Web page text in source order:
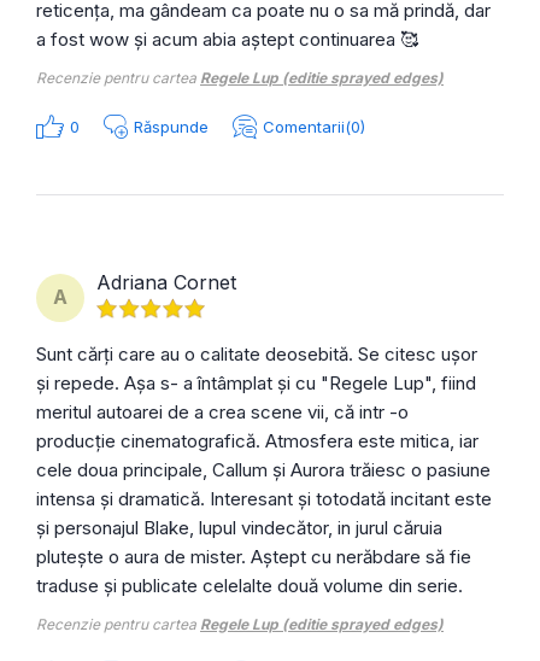
reticența, ma gândeam ca poate nu o sa mă prindă, dar
a fost wow și acum abia aștept continuarea 🥰
Recenzie pentru cartea Regele Lup (editie sprayed edges)
0 Răspunde Comentarii(0)
A
Adriana Cornet
Sunt cărți care au o calitate deosebită. Se citesc ușor
și repede. Așa s- a întâmplat și cu "Regele Lup", fiind
meritul autoarei de a crea scene vii, că intr -o
producție cinematografică. Atmosfera este mitica, iar
cele doua principale, Callum și Aurora trăiesc o pasiune
intensa și dramatică. Interesant și totodată incitant este
și personajul Blake, lupul vindecător, in jurul căruia
plutește o aura de mister. Aștept cu nerăbdare să fie
traduse și publicate celelalte două volume din serie.
Recenzie pentru cartea Regele Lup (editie sprayed edges)